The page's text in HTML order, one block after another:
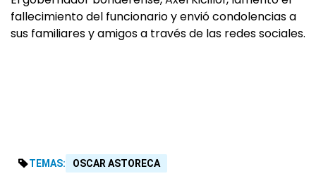
fallecimiento del funcionario y envió condolencias a
sus familiares y amigos a través de las redes sociales.
TEMAS: OSCAR ASTORECA